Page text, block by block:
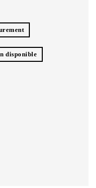
disponible